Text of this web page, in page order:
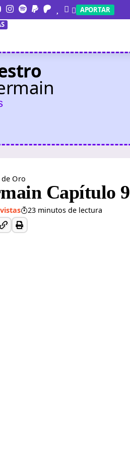
APORTAR
Oro
Capítulo 9
23 minutos de lectura